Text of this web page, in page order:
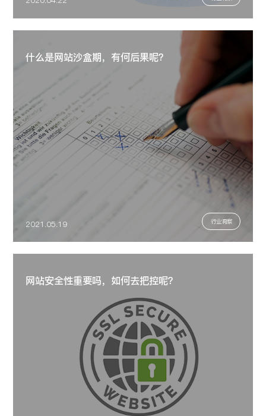
什么是网站沙盒期，有何后果呢？
2021.05.19 行业洞察
网站安全性重要吗，如何去把控呢？